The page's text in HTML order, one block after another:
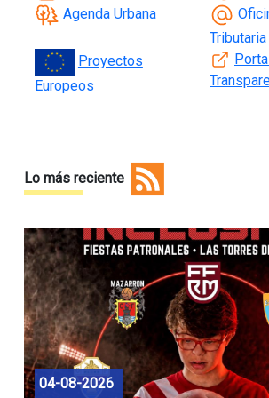
Agenda Urbana
Tributaria
Proyectos
Europeos
Lo más reciente
04-08-2026